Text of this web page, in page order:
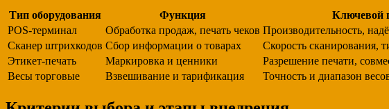
Тип оборудования Функция
Ключевой
POS-терминал
Обработка продаж, печать чеков Производительность,
Сканер штрихкодов Сбор информации о товарах
Скорость сканирования,
Этикет-печать
Маркировка и ценники
Разрешение печати,
Весы торговые
Взвешивание и тарификация Точность и диапазон